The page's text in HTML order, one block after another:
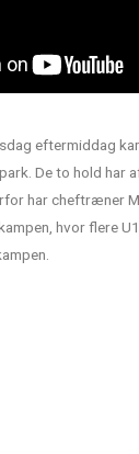
eftermiddag
De to hold har
har cheftræner
hvor flere